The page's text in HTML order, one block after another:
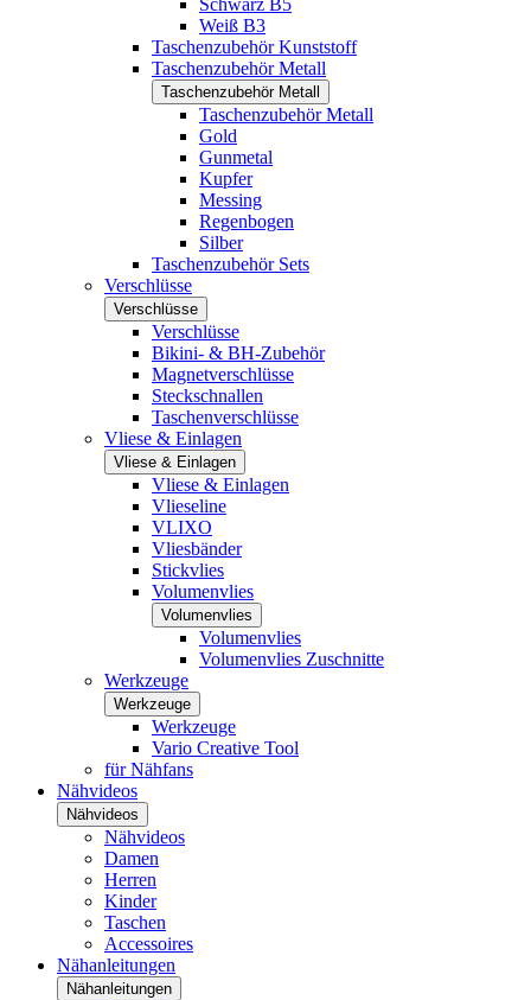
Schwarz B5
Weiß B3
Taschenzubehör Kunststoff
Taschenzubehör Metall
Taschenzubehör Metall
Taschenzubehör Metall
Gold
Gunmetal
Kupfer
Messing
Regenbogen
Silber
Taschenzubehör Sets
Verschlüsse
Verschlüsse
Verschlüsse
Bikini- & BH-Zubehör
Magnetverschlüsse
Steckschnallen
Taschenverschlüsse
Vliese & Einlagen
Vliese & Einlagen
Vliese & Einlagen
Vlieseline
VLIXO
Vliesbänder
Stickvlies
Volumenvlies
Volumenvlies
Volumenvlies
Volumenvlies Zuschnitte
Werkzeuge
Werkzeuge
Werkzeuge
Vario Creative Tool
für Nähfans
Nähvideos
Nähvideos
Nähvideos
Damen
Herren
Kinder
Taschen
Accessoires
Nähanleitungen
Nähanleitungen